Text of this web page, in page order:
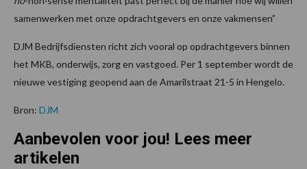
samenwerken met onze opdrachtgevers en onze vakmensen”
DJM Bedrijfsdiensten richt zich vooral op opdrachtgevers binnen
het MKB, onderwijs, zorg en vastgoed. Per 1 september wordt de
nieuwe vestiging geopend aan de Amarilstraat 21-5 in Hengelo.
Bron: DJM
Aanbevolen voor jou! Lees meer
artikelen